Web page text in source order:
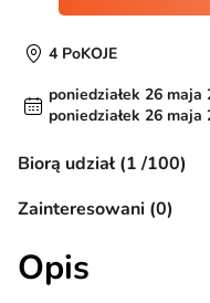
4 PoKOJE
poniedziałek 26 maja
poniedziałek 26 maja
Biorą udział (1 /100)
Zainteresowani (0)
Opis